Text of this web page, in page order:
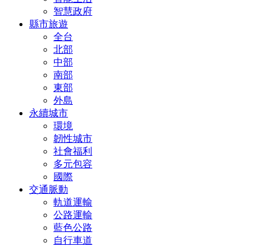
智慧政府
縣市旅遊
全台
北部
中部
南部
東部
外島
永續城市
環境
韌性城市
社會福利
多元包容
國際
交通脈動
軌道運輸
公路運輸
藍色公路
自行車道